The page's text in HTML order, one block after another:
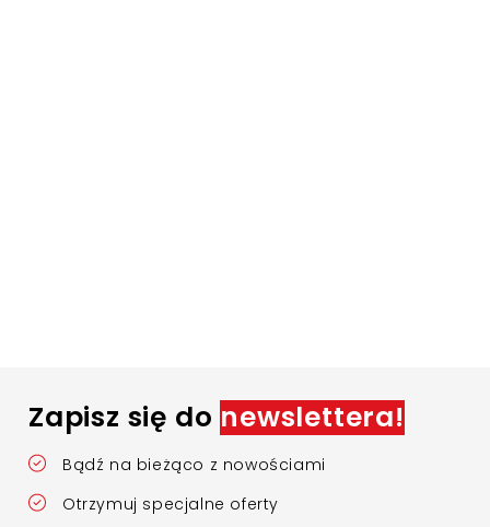
Zapisz się do newslettera!
Bądź na bieżąco z nowościami
Otrzymuj specjalne oferty